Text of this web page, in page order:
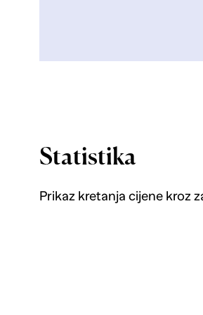
Statistika
Prikaz kretanja cijene kroz